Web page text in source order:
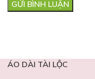
ÁO DÀI TÀI LỘC